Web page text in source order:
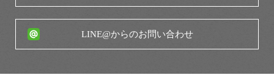
LINE@からのお問い合わせ